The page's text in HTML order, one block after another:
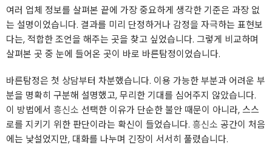
여러 업체 정보를 살펴본 끝에 가장 중요하게 생각한 기준은 과장 없
는 설명이었습니다. 결과를 미리 단정하거나 감정을 자극하는 표현보
다는, 적합한 조언을 해주는 곳을 찾고 싶었습니다. 그렇게 비교하며
살펴본 곳 중 눈에 들어온 곳이 바로 바른탐정이었습니다.
바른탐정은 첫 상담부터 차분했습니다. 이용 가능한 부분과 어려운 부
분을 명확히 구분해 설명했고, 무리한 기대를 심어주지 않았습니다.
이 방법에서 흥신소 선택한 이유가 단순한 불안 때문이 아니라, 스스
로를 지키기 위한 판단이라는 확신이 들었습니다. 흥신소 공간이 처음
에는 낯설었지만, 대화를 나누며 긴장이 서서히 풀렸습니다.